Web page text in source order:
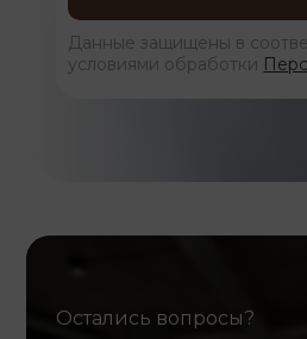
Данные защищены в
условиями обработки
Остались вопросы?